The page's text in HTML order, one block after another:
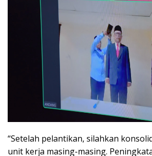
“Setelah pelantikan, silahkan
unit kerja masing-masing.